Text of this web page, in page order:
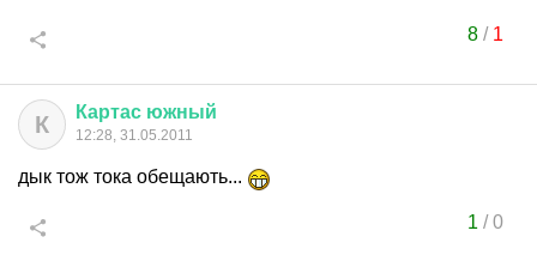
8/ 1
К Картас южный
12:28, 31.05.2011
дык тож тока обещають...
1 /0